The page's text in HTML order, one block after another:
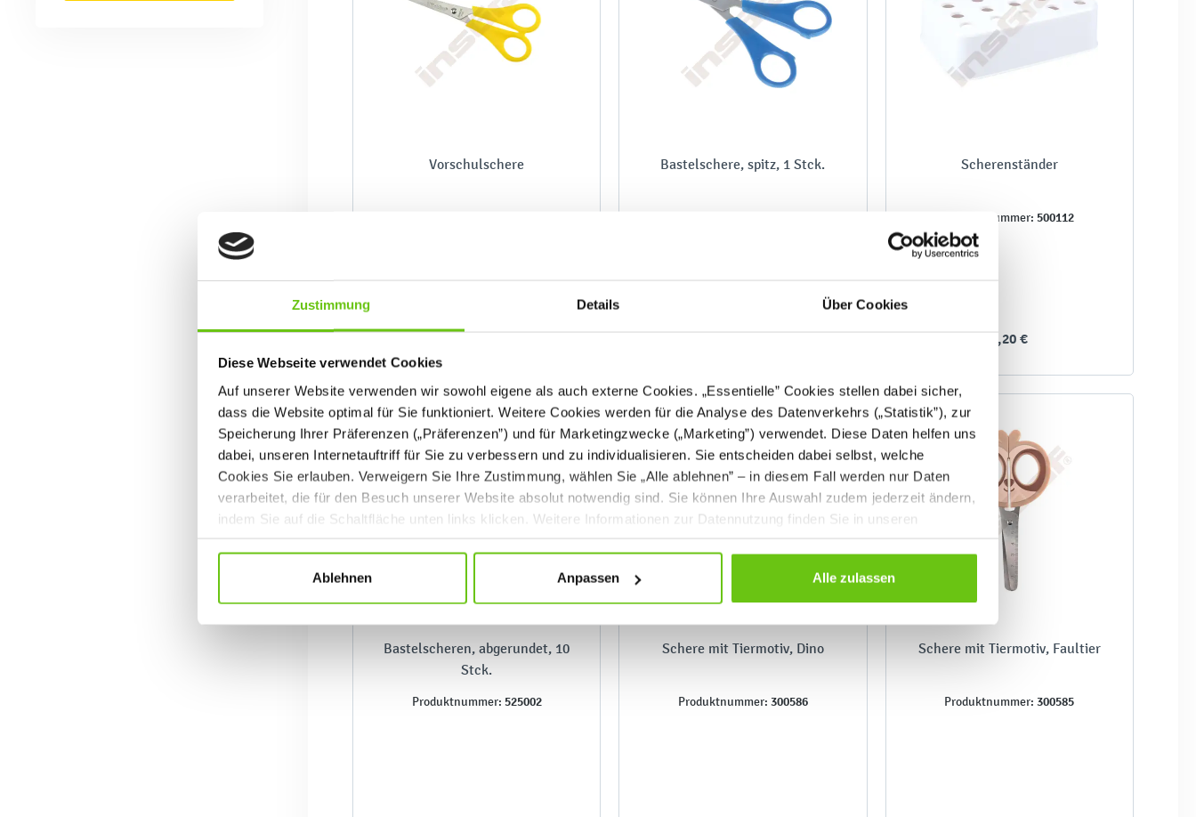
Zustimmung Details Über Cookies
Diese Webseite verwendet Cookies
Auf unserer Website verwenden wir sowohl eigene als auch externe Cookies. „Essentielle” Cookies stellen dabei sicher,
dass die Website optimal für Sie funktioniert. Weitere Cookies werden für die Analyse des Datenverkehrs („Statistik”), zur
Speicherung Ihrer Präferenzen („Präferenzen”) und für Marketingzwecke („Marketing”) verwendet. Diese Daten helfen uns
dabei, unseren Internetauftriff für Sie zu verbessern und zu individualisieren. Sie entscheiden dabei selbst, welche
Cookies Sie erlauben. Verweigern Sie Ihre Zustimmung, wählen Sie „Alle ablehnen” – in diesem Fall werden nur Daten
verarbeitet, die für den Besuch unserer Website absolut notwendig sind. Sie können Ihre Auswahl zudem jederzeit ändern,
indem Sie auf die Schaltfläche unten links klicken. Weitere Informationen zur Datennutzung finden Sie in unseren
Datenschutzrichtlinien.
Ablehnen Anpassen Alle zulassen
Vorschulschere
1,00 €
Bastelschere, spitz, 1 Stck.
1,20 €
Scherenständer
Produktnummer: 500112
9,20 €
Bastelscheren, abgerundet, 10
Stck.
Produktnummer: 525002
Schere mit Tiermotiv, Dino
Produktnummer: 300586
Schere mit Tiermotiv, Faultier
Produktnummer: 300585